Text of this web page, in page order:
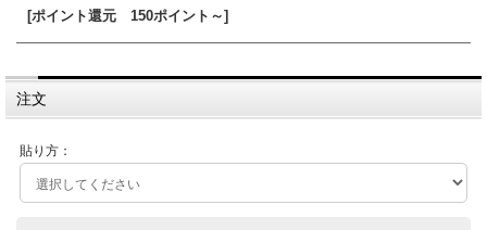
[ポイント還元 150ポイント～]
注文
貼り方：